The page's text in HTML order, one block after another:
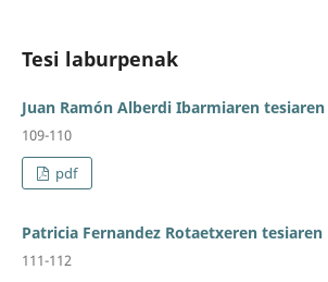
Tesi laburpenak
Juan Ramón Alberdi Ibarmiaren
109-110
pdf
Patricia Fernandez Rotaetxeren
111-112